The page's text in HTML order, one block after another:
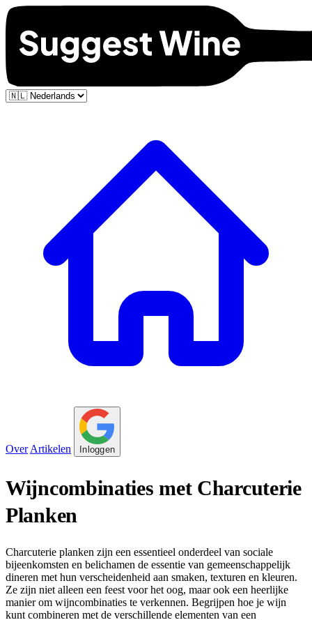
Over Artikelen Inloggen
Wijncombinaties met Charcuterie
Planken
Charcuterie planken zijn een essentieel onderdeel van sociale
bijeenkomsten en belichamen de essentie van gemeenschappelijk
dineren met hun verscheidenheid aan smaken, texturen en kleuren.
Ze zijn niet alleen een feest voor het oog, maar ook een heerlijke
manier om wijncombinaties te verkennen. Begrijpen hoe je wijn
kunt combineren met de verschillende elementen van een